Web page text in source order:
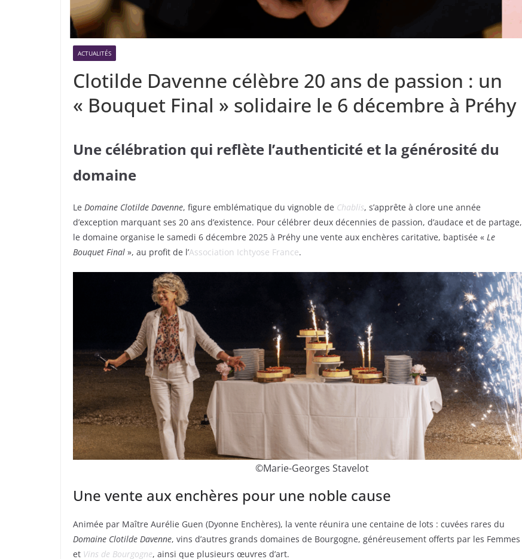
ACTUALITÉS
Clotilde Davenne célèbre 20 ans de passion : un
« Bouquet Final » solidaire le 6 décembre à Préhy
Une célébration qui reflète l’authenticité et la générosité du
domaine
Le Domaine Clotilde Davenne, figure emblématique du vignoble de Chablis, s’apprête à clore une année
d’exception marquant ses 20 ans d’existence. Pour célébrer deux décennies de passion, d’audace et de partage,
le domaine organise le samedi 6 décembre 2025 à Préhy une vente aux enchères caritative, baptisée « Le
Bouquet Final », au profit de l’Association Ichtyose France.
©️Marie-Georges Stavelot
Une vente aux enchères pour une noble cause
Animée par Maître Aurélie Guen (Dyonne Enchères), la vente réunira une centaine de lots : cuvées rares du
Domaine Clotilde Davenne, vins d’autres grands domaines de Bourgogne, généreusement offerts par les Femmes
et Vins de Bourgogne, ainsi que plusieurs œuvres d’art.